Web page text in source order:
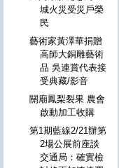
城火災受災戶榮
民
藝術家黃澤華捐贈
高師大銅雕藝術
品 吳連賞代表接
受典藏/影音
關廟鳳梨裂果 農會
啟動加工收購
第1期藍線2/21辦第
2場公展前座談
交通局：確實檢